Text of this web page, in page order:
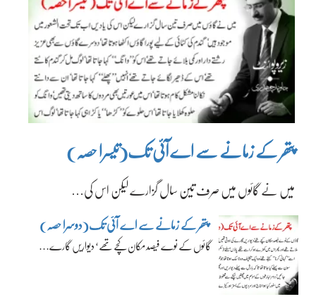
پتھر کے زمانے سے اے آئی تک(تیسرا حصہ)
میں نے گائوں میں صرف تین سال گزارے لیکن اس کی…
پتھر کے زمانے سے اے آئی تک(دوسرا حصہ)
گائوں کے نوے فیصد مکان کچے تھے‘ دیواریں گارے…